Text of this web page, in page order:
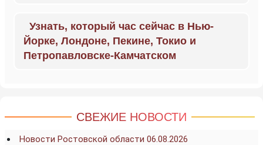
Узнать, который час сейчас в Нью-
Йорке, Лондоне, Пекине, Токио и
Петропавловске-Камчатском
СВЕЖИЕ НОВОСТИ
Новости Ростовской области 06.08.2026